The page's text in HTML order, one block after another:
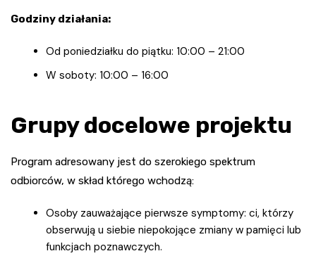
Godziny działania:
Od poniedziałku do piątku: 10:00 – 21:00
W soboty: 10:00 – 16:00
Grupy docelowe projektu
Program adresowany jest do szerokiego spektrum
odbiorców, w skład którego wchodzą:
Osoby zauważające pierwsze symptomy: ci, którzy
obserwują u siebie niepokojące zmiany w pamięci lub
funkcjach poznawczych.